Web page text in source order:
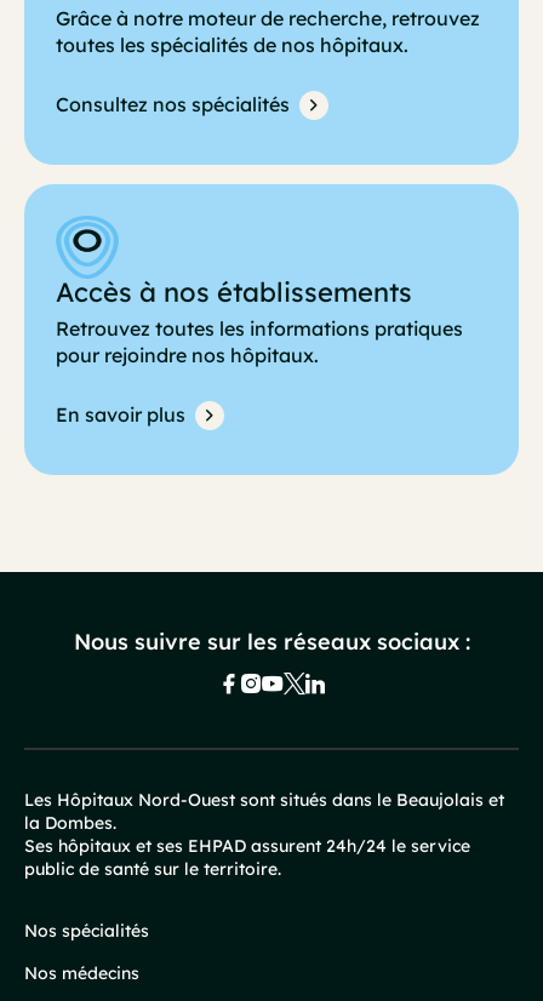
Grâce à notre moteur de recherche, retrouvez
toutes les spécialités de nos hôpitaux.
Consultez nos spécialités
Accès à nos établissements
Retrouvez toutes les informations pratiques
pour rejoindre nos hôpitaux.
En savoir plus
Nous suivre sur les réseaux sociaux :
Pied
de
page
Les Hôpitaux Nord-Ouest sont situés dans le Beaujolais et
la Dombes.
Ses hôpitaux et ses EHPAD assurent 24h/24 le service
public de santé sur le territoire.
Nos spécialités
Nos médecins